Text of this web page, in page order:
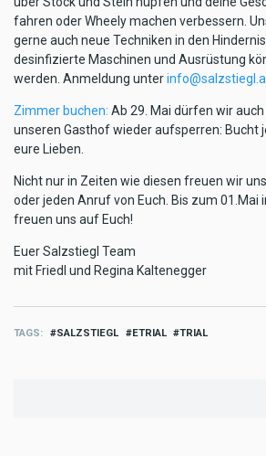
fahren oder Wheely machen verbessern.
gerne auch neue Techniken in den
desinfizierte Maschinen und Ausrüstung
werden. Anmeldung unter
Zimmer buchen: Ab 29. Mai dürfen wir auch
unseren Gasthof wieder aufsperren: Bucht
eure Lieben.
Nicht nur in Zeiten wie diesen freuen wir
oder jeden Anruf von Euch. Bis zum 01.Mai
freuen uns auf Euch!
Euer Salzstiegl Team
mit Friedl und Regina Kaltenegger
TAGS SALZSTIEGL ETRIAL TRIAL